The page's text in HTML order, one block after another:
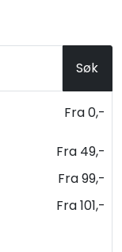
Søk
Fra 0,-
Fra 49,-
Fra 99,-
Fra 101,-